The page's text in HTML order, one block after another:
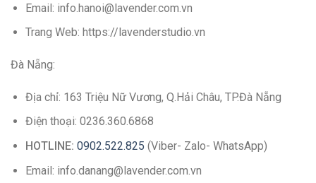
Email: info.hanoi@lavender.com.vn
Trang Web: https://lavenderstudio.vn
Đà Nẵng:
Địa chỉ: 163 Triệu Nữ Vương, Q.Hải Châu, TP.Đà Nẵng
Điện thoại: 0236.360.6868
HOTLINE: 0902.522.825 (Viber- Zalo- WhatsApp)
Email: info.danang@lavender.com.vn